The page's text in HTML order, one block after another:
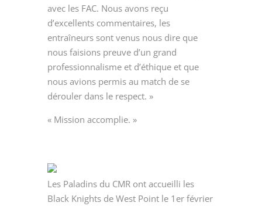
avec les FAC. Nous avons reçu
d’excellents commentaires, les
entraîneurs sont venus nous dire que
nous faisions preuve d’un grand
professionnalisme et d’éthique et que
nous avions permis au match de se
dérouler dans le respect. »
« Mission accomplie. »
Les Paladins du CMR ont accueilli les
Black Knights de West Point le 1er février